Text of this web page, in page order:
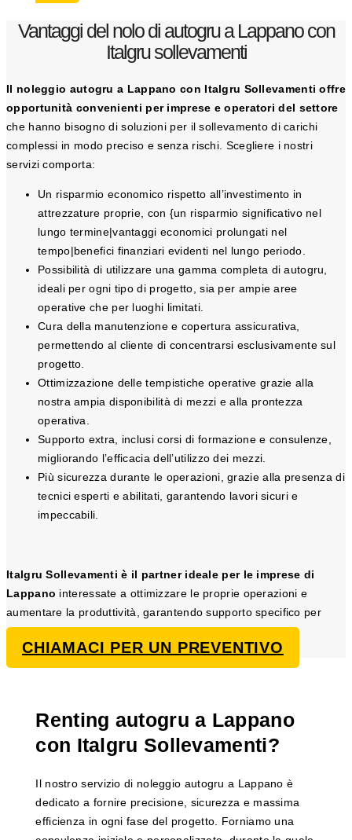
Vantaggi del nolo di autogru a Lappano con
Italgru sollevamenti
Il noleggio autogru a Lappano con Italgru Sollevamenti offre
opportunità convenienti per imprese e operatori del settore
che hanno bisogno di soluzioni per il sollevamento di carichi
complessi in modo preciso e senza rischi. Scegliere i nostri
servizi comporta:
Un risparmio economico rispetto all’investimento in
attrezzature proprie, con {un risparmio significativo nel
lungo termine|vantaggi economici prolungati nel
tempo|benefici finanziari evidenti nel lungo periodo.
Possibilità di utilizzare una gamma completa di autogru,
ideali per ogni tipo di progetto, sia per ampie aree
operative che per luoghi limitati.
Cura della manutenzione e copertura assicurativa,
permettendo al cliente di concentrarsi esclusivamente sul
progetto.
Ottimizzazione delle tempistiche operative grazie alla
nostra ampia disponibilità di mezzi e alla prontezza
operativa.
Supporto extra, inclusi corsi di formazione e consulenze,
migliorando l’efficacia dell’utilizzo dei mezzi.
Più sicurezza durante le operazioni, grazie alla presenza di
tecnici esperti e abilitati, garantendo lavori sicuri e
impeccabili.
Italgru Sollevamenti è il partner ideale per le imprese di
Lappano interessate a ottimizzare le proprie operazioni e
aumentare la produttività, garantendo supporto specifico per
ogni necessità legata al sollevamento.
CHIAMACI PER UN PREVENTIVO
Renting autogru a Lappano
con Italgru Sollevamenti?
Il nostro servizio di noleggio autogru a Lappano è
dedicato a fornire precisione, sicurezza e massima
efficienza in ogni fase del progetto. Forniamo una